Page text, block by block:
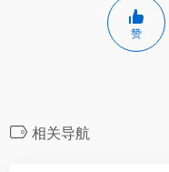
赞
相关导航